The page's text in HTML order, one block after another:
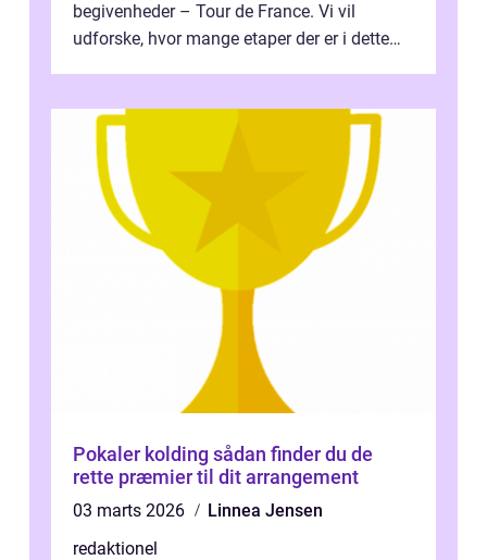
begivenheder – Tour de France. Vi vil
udforske, hvor mange etaper der er i dette
Pokaler kolding sådan finder du de
rette præmier til dit arrangement
03 marts 2026
Linnea Jensen
redaktionel